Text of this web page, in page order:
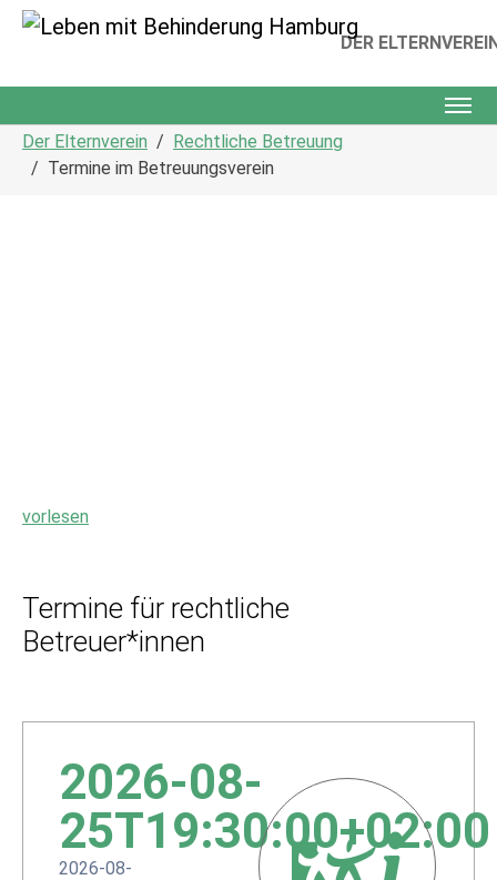
Skip to main content
DER
You are here:
Der Elternverein
Rechtliche Betreuung
Termine im Betreuungsverein
vorlesen
Termine für rechtliche
Betreuer*innen
2026-08-
25T19:30:00+02:00
2026-08-